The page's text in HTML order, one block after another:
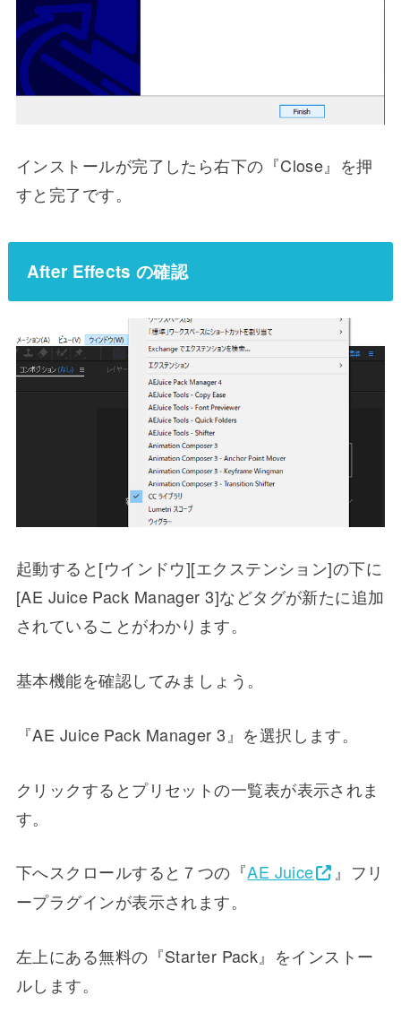
インストールが完了したら右下の『Close』を押
すと完了です。
After Effects の確認
起動すると[ウインドウ][エクステンション]の下に
[AE Juice Pack Manager 3]などタグが新たに追加
されていることがわかります。
基本機能を確認してみましょう。
『AE Juice Pack Manager 3』を選択します。
クリックするとプリセットの一覧表が表示されま
す。
下へスクロールすると７つの『AE Juice
』フリ
ープラグインが表示されます。
左上にある無料の『Starter Pack』をインストー
ルします。